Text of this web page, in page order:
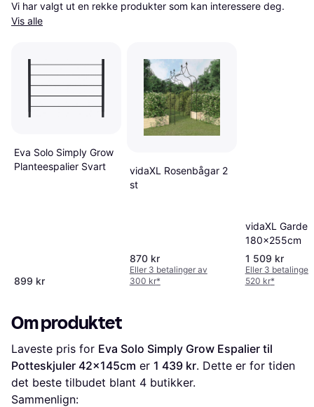
Vis alle
Eva Solo Simply Grow
Planteespalier Svart
899 kr
vidaXL Rosenbågar 2
st
870 kr
Eller 3 betalinger av
300 kr*
vidaXL
180x255cm
1 509 kr
Eller 3 betalinger
520 kr*
Om produktet
Laveste pris for Eva Solo Simply Grow Espalier til
Potteskjuler 42x145cm er 1 439 kr. Dette er for tiden
det beste tilbudet blant 4 butikker.
Sammenlign: